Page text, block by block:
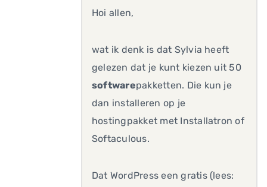
Hoi allen,
wat ik denk is dat Sylvia heeft
gelezen dat je kunt kiezen uit 50
softwarepakketten. Die kun je
dan installeren op je
hostingpakket met Installatron of
Softaculous.
Dat WordPress een gratis (lees: